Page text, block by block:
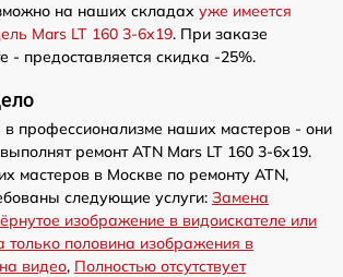
на наших складах уже имеется
Mars LT 160 3-6x19. При заказе
- предоставляется скидка -25%.
профессионализме наших мастеров - они
ремонт ATN Mars LT 160 3-6x19.
мастеров в Москве по ремонту ATN,
следующие услуги: Замена
изображение в видоискателе или
только половина изображения в
видео, Полностью отсутствует